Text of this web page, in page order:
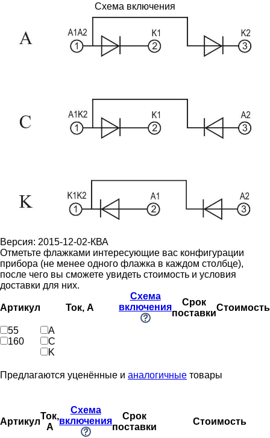
Схема включения
Версия: 2015-12-02-КВА
Отметьте флажками интересующие вас конфигурации
прибора (не менее одного флажка в каждом столбце),
после чего вы сможете увидеть стоимость и условия
доставки для них.
Артикул Ток, А
Схема
включения
Срок
поставки
Стоимость
55
160
A
C
K
Предлагаются уценённые и аналогичные товары
Артикул
Ток,
А
Схема
включения
Срок
поставки
Стоимость